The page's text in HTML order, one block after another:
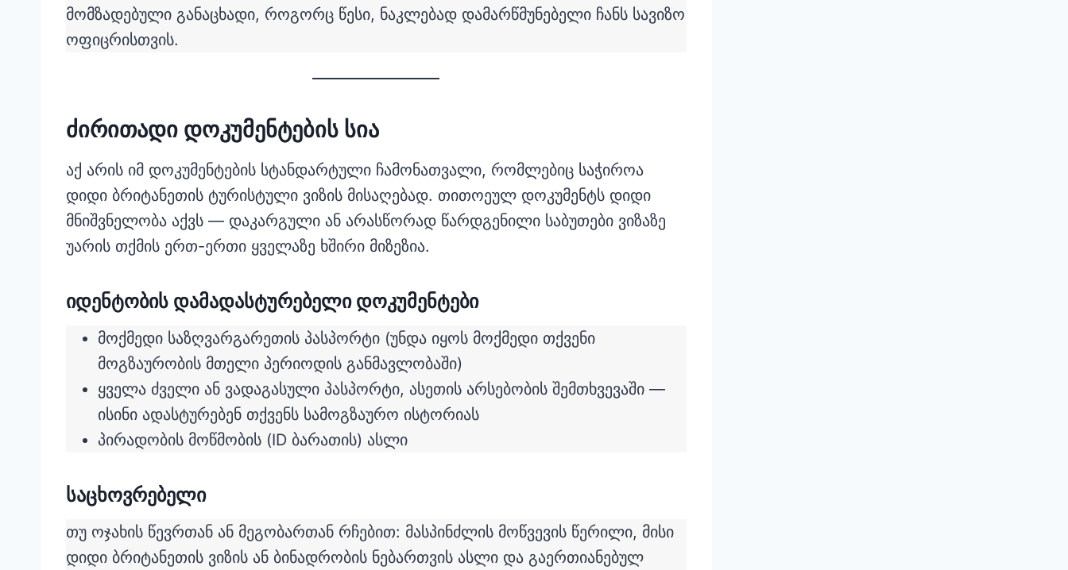
მომზადებული განაცხადი, როგორც წესი, ნაკლებად დამარწმუნებელი ჩანს სავიზო
ოფიცრისთვის.
ძირითადი დოკუმენტების სია
აქ არის იმ დოკუმენტების სტანდარტული ჩამონათვალი, რომლებიც საჭიროა
დიდი ბრიტანეთის ტურისტული ვიზის მისაღებად. თითოეულ დოკუმენტს დიდი
მნიშვნელობა აქვს — დაკარგული ან არასწორად წარდგენილი საბუთები ვიზაზე
უარის თქმის ერთ-ერთი ყველაზე ხშირი მიზეზია.
იდენტობის დამადასტურებელი დოკუმენტები
მოქმედი საზღვარგარეთის პასპორტი (უნდა იყოს მოქმედი თქვენი
მოგზაურობის მთელი პერიოდის განმავლობაში)
ყველა ძველი ან ვადაგასული პასპორტი, ასეთის არსებობის შემთხვევაში —
ისინი ადასტურებენ თქვენს სამოგზაურო ისტორიას
პირადობის მოწმობის (ID ბარათის) ასლი
საცხოვრებელი
თუ ოჯახის წევრთან ან მეგობართან რჩებით: მასპინძლის მოწვევის წერილი, მისი
დიდი ბრიტანეთის ვიზის ან ბინადრობის ნებართვის ასლი და გაერთიანებულ